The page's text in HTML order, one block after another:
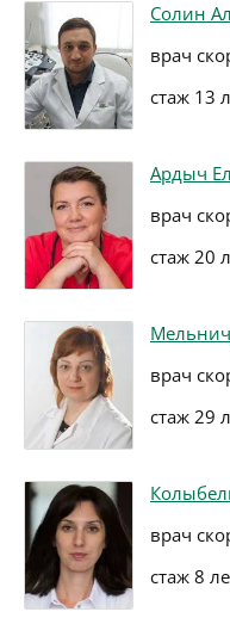
Солин
врач
стаж 13
Ардыч
врач
стаж 20
врач
стаж 29
врач
стаж 8